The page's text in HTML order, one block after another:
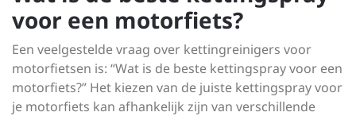
voor een motorfiets?
Een veelgestelde vraag over kettingreinigers voor
motorfietsen is: “Wat is de beste kettingspray voor een
motorfiets?” Het kiezen van de juiste kettingspray voor
je motorfiets kan afhankelijk zijn van verschillende